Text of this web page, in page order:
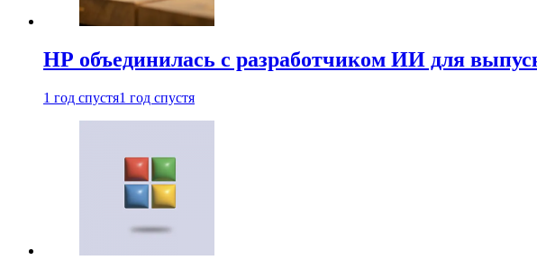
HP объединилась с разработчиком ИИ для
1 год спустя1 год спустя